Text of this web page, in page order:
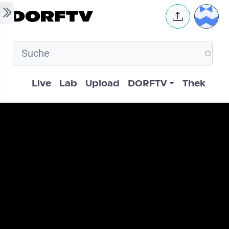
Skip to main content User
Hauptnavigation
Live Lab Upload DORFTV Thek